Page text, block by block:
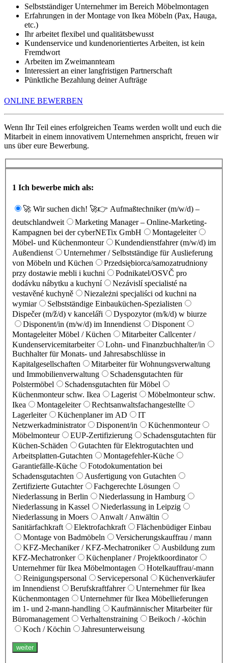
Selbstständiger Unternehmer im Bereich Möbelmontagen
Erfahrungen in der Montage von Ikea Möbeln (Pax, Hauga,
etc.)
Ihr arbeitet flexibel und qualitätsbewusst
Kundenservice und kundenorientiertes Arbeiten, ist kein
Fremdwort
Arbeiten im Zweimannteam
Interessiert an einer langfristigen Partnerschaft
Pünktliche Bezahlung deiner Aufträge
ONLINE BEWERBEN
Wenn Ihr Teil eines erfolgreichen Teams werden wollt und euch die
Mitarbeit in einem innovativem Unternehmen anspricht, freuen wir
uns über eure Bewerbung.
1 Ich bewerbe mich als:
🚀 Wir suchen dich! 🚀👉 Aufmaßtechniker (m/w/d) –
deutschlandweit
Marketing Manager – Online-Marketing-
Kampagnen bei der cyberNETix GmbH
Montageleiter
Möbel- und Küchenmonteur
Kundendienstfahrer (m/w/d) im
Außendienst
Unternehmer / Selbstständige für Auslieferung
von Möbeln und Küchen
Przedsiębiorca/samozatrudniony
przy dostawie mebli i kuchni
Podnikatel/OSVČ pro
dodávku nábytku a kuchyní
Nezávislí specialisté na
vestavěné kuchyně
Niezależni specjaliści od kuchni na
wymiar
Selbstständige Einbauküchen-Spezialisten
Dispečer (m/ž/d) v kanceláři
Dyspozytor (m/k/d) w biurze
Disponent/in (m/w/d) im Innendienst
Disponent
Montageleiter Möbel / Küchen
Mitarbeiter Callcenter /
Kundenservicemitarbeiter
Lohn- und Finanzbuchhalter/in
Buchhalter für Monats- und Jahresabschlüsse in
Kapitalgesellschaften
Mitarbeiter für Wohnungsverwaltung
und Immobilienverwaltung
Schadensgutachten für
Polstermöbel
Schadensgutachten für Möbel
Küchenmonteur schw. Ikea
Lagerist
Möbelmonteur schw.
Ikea
Montageleiter
Rechtsanwaltsfachangestellte
Lagerleiter
Küchenplaner im AD
IT
Netzwerkadministrator
Disponent/in
Küchenmonteur
Möbelmonteur
EUP-Zertifizierung
Schadensgutachten für
Küchen-Schäden
Gutachten für Elektrogutachten und
Arbeitsplatten-Gutachten
Montagefehler-Küche
Garantiefälle-Küche
Fotodokumentation bei
Schadensgutachten
Ausfertigung von Gutachten
Zertifizierte Gutachter
Fachgerechte Lösungen
Niederlassung in Berlin
Niederlassung in Hamburg
Niederlassung in Kassel
Niederlassung in Leipzig
Niederlassung in Moers
Anwalt / Anwältin
Sanitärfachkraft
Elektrofachkraft
Flächenbüdiger Einbau
Montage von Badmöbeln
Versicherungskauffrau / mann
KFZ-Mechaniker / KFZ-Mechatroniker
Ausbildung zum
KFZ-Mechatronker
Küchenplaner / Projektkoordinator
Unternehmer für Ikea Möbelmontagen
Hotelkauffrau/-mann
Reinigungspersonal
Servicepersonal
Küchenverkäufer
im Innendienst
Berufskraftfahrer
Unternehmer für Ikea
Küchenmontagen
Unternehmer für Ikea Möbellieferungen
im 1- und 2-mann-handling
Kaufmännischer Mitarbeiter für
Büromanagement
Verhaltenstraining
Beikoch / -köchin
Koch / Köchin
Jahresunterweisung
weiter